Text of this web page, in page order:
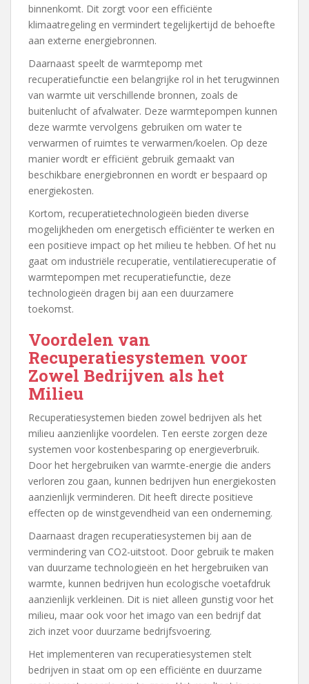
binnenkomt. Dit zorgt voor een efficiënte
klimaatregeling en vermindert tegelijkertijd de behoefte
aan externe energiebronnen.
Daarnaast speelt de warmtepomp met
recuperatiefunctie een belangrijke rol in het terugwinnen
van warmte uit verschillende bronnen, zoals de
buitenlucht of afvalwater. Deze warmtepompen kunnen
deze warmte vervolgens gebruiken om water te
verwarmen of ruimtes te verwarmen/koelen. Op deze
manier wordt er efficiënt gebruik gemaakt van
beschikbare energiebronnen en wordt er bespaard op
energiekosten.
Kortom, recuperatietechnologieën bieden diverse
mogelijkheden om energetisch efficiënter te werken en
een positieve impact op het milieu te hebben. Of het nu
gaat om industriële recuperatie, ventilatierecuperatie of
warmtepompen met recuperatiefunctie, deze
technologieën dragen bij aan een duurzamere
toekomst.
Voordelen van
Recuperatiesystemen voor
Zowel Bedrijven als het
Milieu
Recuperatiesystemen bieden zowel bedrijven als het
milieu aanzienlijke voordelen. Ten eerste zorgen deze
systemen voor kostenbesparing op energieverbruik.
Door het hergebruiken van warmte-energie die anders
verloren zou gaan, kunnen bedrijven hun energiekosten
aanzienlijk verminderen. Dit heeft directe positieve
effecten op de winstgevendheid van een onderneming.
Daarnaast dragen recuperatiesystemen bij aan de
vermindering van CO2-uitstoot. Door gebruik te maken
van duurzame technologieën en het hergebruiken van
warmte, kunnen bedrijven hun ecologische voetafdruk
aanzienlijk verkleinen. Dit is niet alleen gunstig voor het
milieu, maar ook voor het imago van een bedrijf dat
zich inzet voor duurzame bedrijfsvoering.
Het implementeren van recuperatiesystemen stelt
bedrijven in staat om op een efficiënte en duurzame